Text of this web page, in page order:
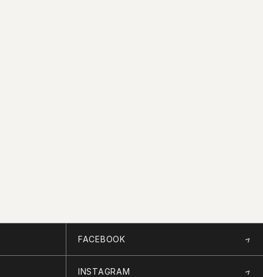
FACEBOOK
INSTAGRAM